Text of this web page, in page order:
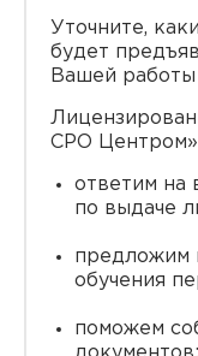
Уточните,
будет
Вашей работы
СРО Центром»
ответим на
по выдаче
предложим
обучения
поможем